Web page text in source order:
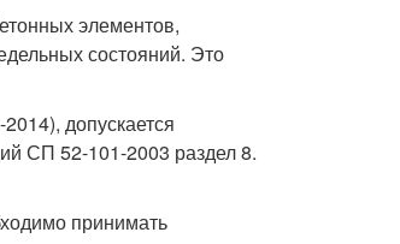
элементов,
состояний. Это
допускается
СП 52-101-2003 раздел 8.
принимать